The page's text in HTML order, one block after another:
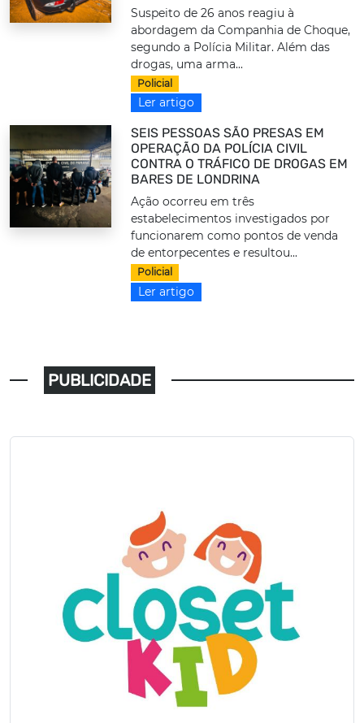
Suspeito de 26 anos reagiu à
abordagem da Companhia de Choque,
segundo a Polícia Militar. Além das
drogas, uma arma...
Policial
Ler artigo
SEIS PESSOAS SÃO PRESAS EM
OPERAÇÃO DA POLÍCIA CIVIL
CONTRA O TRÁFICO DE DROGAS EM
BARES DE LONDRINA
Ação ocorreu em três
estabelecimentos investigados por
funcionarem como pontos de venda
de entorpecentes e resultou...
Policial
Ler artigo
PUBLICIDADE